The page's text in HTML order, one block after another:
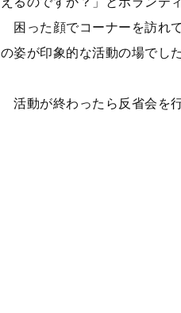
困った顔でコーナーを訪れ
の姿が印象的な活動の場でした
活動が終わったら反省会を